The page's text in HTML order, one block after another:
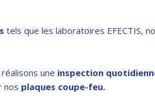
tels que les laboratoires EFECTIS,
une inspection
nos plaques coupe-feu.